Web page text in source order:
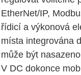
EtherNet/IP,
řídicí a výkonová
místa integrována
může být
V DC dokonce